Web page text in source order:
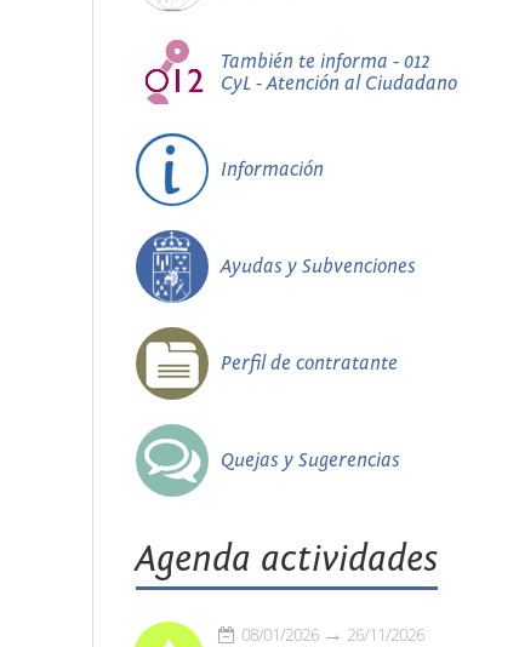
También te informa - 012
CyL - Atención al Ciudadano
Información
Ayudas y Subvenciones
Perfil de contratante
Quejas y Sugerencias
Agenda actividades
08/01/2026 26/11/2026